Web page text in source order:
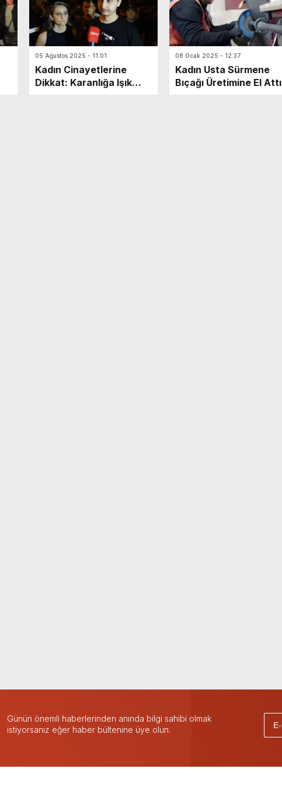
05 Ağustos 2025 - 11:01
Kadın Cinayetlerine
Dikkat: Karanlığa Işık
08 Ocak 2025 - 12:37
Kadın Usta Sürmene
Bıçağı Üretimine El Attı
Günün önemli haberlerinden anında bilgi sahibi olmak
istiyorsanız eğer haber bültenine üye olun.